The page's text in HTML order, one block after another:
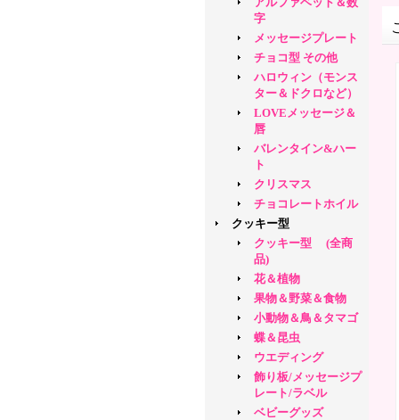
字
メッセージプレート
チョコ型 その他
ハロウィン（モンス
ター＆ドクロなど）
LOVEメッセージ＆
唇
バレンタイン&ハー
ト
クリスマス
チョコレートホイル
クッキー型
クッキー型 (全商
品)
花＆植物
果物＆野菜＆食物
小動物＆鳥＆タマゴ
蝶＆昆虫
ウエディング
飾り板/メッセージプ
レート/ラベル
ベビーグッズ